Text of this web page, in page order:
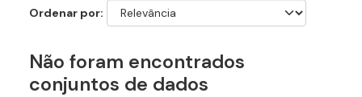
Ordenar por
Não foram encontrados
conjuntos de dados